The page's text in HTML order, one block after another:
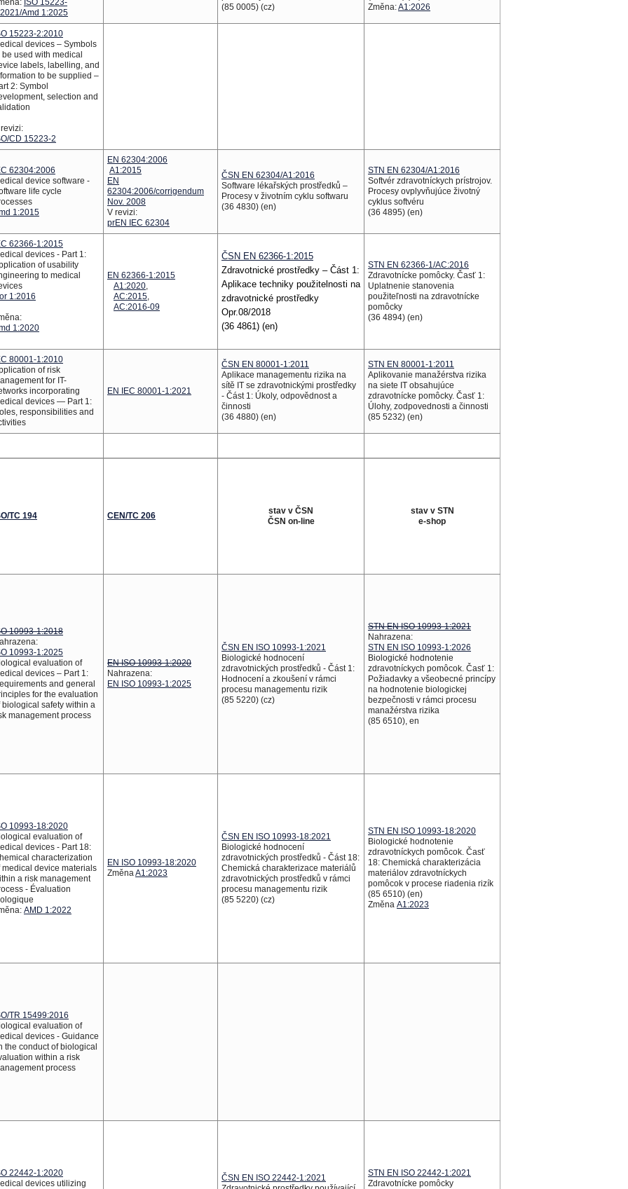
ISO 15223-
Amd 1:2025
(85 0005) (cz)
Změna:A1:2026
15223-2:2010
devices – Symbols
be used with medical
labels, labelling, and
to be supplied –
2: Symbol
selection and
CD 15223-2
62304:2006
device software -
life cycle
1:2015
EN 62304:2006
A1:2015
EN
62304:2006/corrigendum
Nov. 2008
V revizi:
prEN IEC 62304
ČSN EN 62304/A1:2016
Software lékařských prostředků –
Procesy v životním cyklu softwaru
(36 4830) (en)
STN EN 62304/A1:2016
Softvér zdravotníckych prístrojov.
Procesy ovplyvňujúce životný
cyklus softvéru
(36 4895) (en)
62366-1:2015
devices - Part 1:
of usability
to medical
1:2016
1:2020
EN 62366-1:2015
A1:2020,
AC:2015,
AC:2016-09
ČSN EN 62366-1:2015
Zdravotnické prostředky – Část 1:
Aplikace techniky použitelnosti na
zdravotnické prostředky
Opr.08/2018
(36 4861) (en)
STN EN 62366-1/AC:2016
Zdravotnícke pomôcky. Časť 1:
Uplatnenie stanovenia
použiteľnosti na zdravotnícke
pomôcky
(36 4894) (en)
80001-1:2010
of risk
for IT-
incorporating
devices — Part 1:
responsibilities and
EN IEC 80001-1:2021
ČSN EN 80001-1:2011
Aplikace managementu rizika na
sítě IT se zdravotnickými prostředky
- Část 1: Úkoly, odpovědnost a
činnosti
(36 4880) (en)
STN EN 80001-1:2011
Aplikovanie manažérstva rizika
na siete IT obsahujúce
zdravotnícke pomôcky. Časť 1:
Úlohy, zodpovednosti a činnosti
(85 5232) (en)
TC 194 CEN/TC 206
stav v ČSN
ČSN on-line
stav v STN
e-shop
10993-1:2018
10993-1:2025
evaluation of
devices – Part 1:
and general
for the evaluation
biological safety within a
management process
EN ISO 10993-1:2020
Nahrazena:
EN ISO 10993-1:2025
ČSN EN ISO 10993-1:2021
Biologické hodnocení
zdravotnických prostředků - Část 1:
Hodnocení a zkoušení v rámci
procesu managementu rizik
(85 5220) (cz)
STN EN ISO 10993-1:2021
Nahrazena:
STN EN ISO 10993-1:2026
Biologické hodnotenie
zdravotníckych pomôcok. Časť 1:
Požiadavky a všeobecné princípy
na hodnotenie biologickej
bezpečnosti v rámci procesu
manažérstva rizika
(85 6510), en
10993-18:2020
evaluation of
devices - Part 18:
characterization
medical device materials
a risk management
- Évaluation
AMD 1:2022
EN ISO 10993-18:2020
ZměnaA1:2023
ČSN EN ISO 10993-18:2021
Biologické hodnocení
zdravotnických prostředků - Část 18:
Chemická charakterizace materiálů
zdravotnických prostředků v rámci
procesu managementu rizik
(85 5220) (cz)
STN EN ISO 10993-18:2020
Biologické hodnotenie
zdravotníckych pomôcok. Časť
18: Chemická charakterizácia
materiálov zdravotníckych
pomôcok v procese riadenia rizík
(85 6510) (en)
Změna A1:2023
TR 15499:2016
evaluation of
devices - Guidance
the conduct of biological
within a risk
process
22442-1:2020
devices utilizing
ČSN EN ISO 22442-1:2021
STN EN ISO 22442-1:2021
Zdravotnícke pomôcky